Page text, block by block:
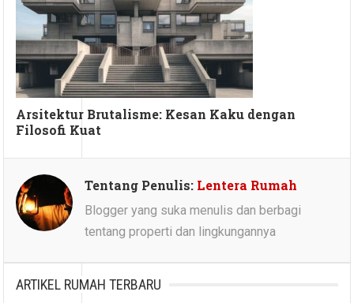
Arsitektur Brutalisme: Kesan Kaku dengan
Filosofi Kuat
Tentang Penulis: Lentera Rumah
Blogger yang suka menulis dan berbagi
tentang properti dan lingkungannya
ARTIKEL RUMAH TERBARU